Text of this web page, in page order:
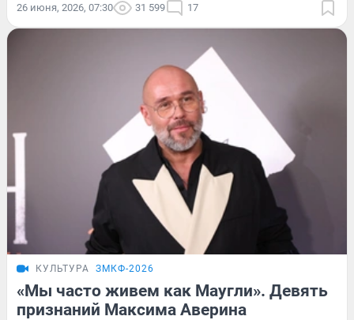
26 июня, 2026, 07:30 31 599 17
КУЛЬТУРА ЗМКФ-2026
«Мы часто живем как Маугли». Девять
признаний Максима Аверина